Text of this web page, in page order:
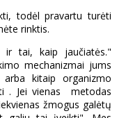
todėl pravartu turėti
rinktis.
ir tai, kaip jaučiatės."
mechanizmai jums
kitaip organizmo
. Jei vienas metodas
žmogus galėtų